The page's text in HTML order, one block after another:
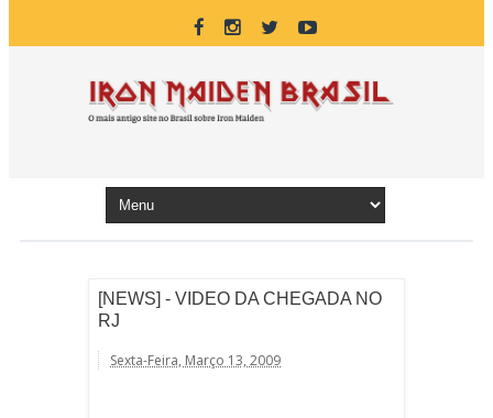
[NEWS] - VIDEO DA CHEGADA NO
RJ
Sexta-Feira, Março 13, 2009